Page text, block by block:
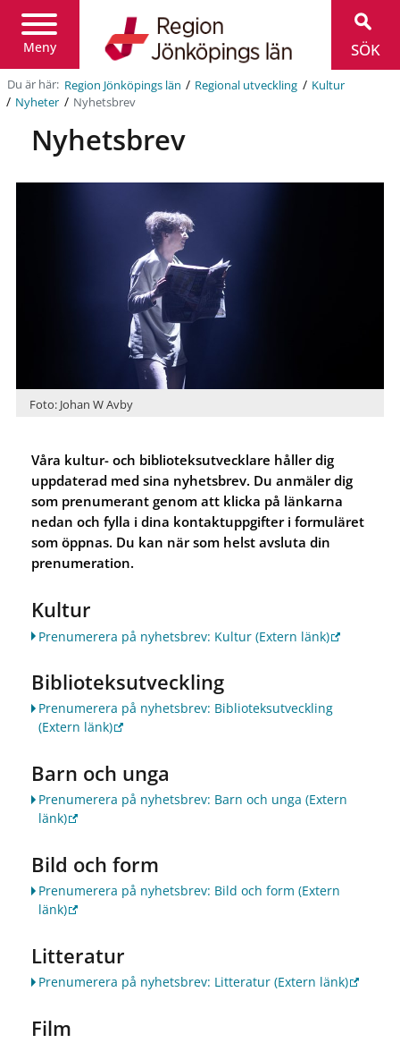
Meny
Jönköpings
län
SÖK
Du är här: Region Jönköpings län / Regional utveckling / Kultur
/ Nyheter / Nyhetsbrev
Nyhetsbrev
Foto: Johan W Avby
Våra kultur- och biblioteksutvecklare håller dig
uppdaterad med sina nyhetsbrev. Du anmäler dig
som prenumerant genom att klicka på länkarna
nedan och fylla i dina kontaktuppgifter i formuläret
som öppnas. Du kan när som helst avsluta din
prenumeration.
Kultur
Prenumerera på nyhetsbrev: Kultur(Extern länk)
Biblioteksutveckling
Prenumerera på nyhetsbrev: Biblioteksutveckling
(Extern länk)
Barn och unga
Prenumerera på nyhetsbrev: Barn och unga (Extern
länk)
Bild och form
Prenumerera på nyhetsbrev: Bild och form (Extern
länk)
Litteratur
Prenumerera på nyhetsbrev: Litteratur(Extern länk)
Film